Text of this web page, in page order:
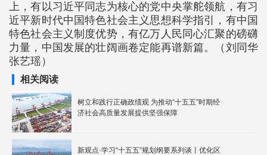
上，有以习近平同志为核心的党中央掌舵领航，有习
近平新时代中国特色社会主义思想科学指引，有中国
特色社会主义制度优势，有亿万人民同心汇聚的磅礴
力量，中国发展的壮阔画卷定能再谱新篇。（刘同华
张艺瑶）
相关阅读
树立和践行正确政绩观 为推动“十五五”时期经
济社会高质量发展提供坚强保障
新观点·学习“十五五”规划纲要系列谈丨优化区